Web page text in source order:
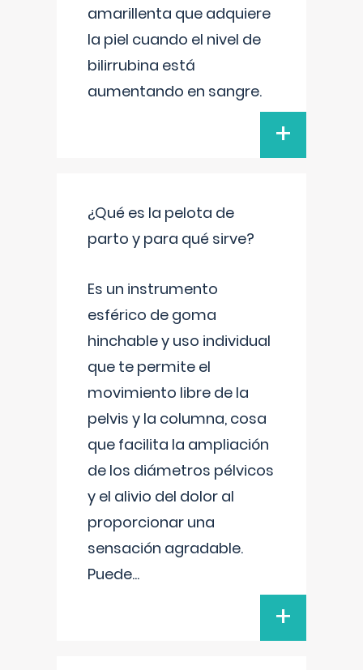
amarillenta que adquiere
la piel cuando el nivel de
bilirrubina está
aumentando en sangre.
+
¿Qué es la pelota de
parto y para qué sirve?
Es un instrumento
esférico de goma
hinchable y uso individual
que te permite el
movimiento libre de la
pelvis y la columna, cosa
que facilita la ampliación
de los diámetros pélvicos
y el alivio del dolor al
proporcionar una
sensación agradable.
Puede...
+